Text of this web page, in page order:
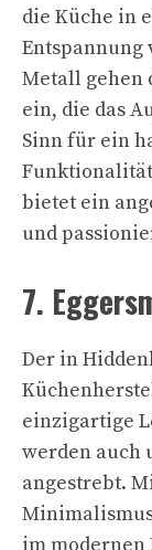
die Küche in
Entspannung
Metall gehen
ein, die das
Sinn für ein
bietet ein
und
7.
Der in
einzigartige
werden auch
angestrebt.